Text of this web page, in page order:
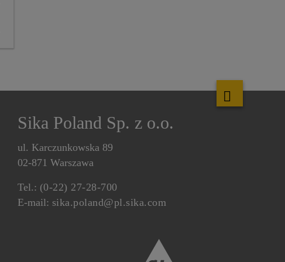
Sika Poland Sp. z o.o.
ul. Karczunkowska 89
02-871 Warszawa
Tel.: (0-22) 27-28-700
E-mail: sika.poland@pl.sika.com